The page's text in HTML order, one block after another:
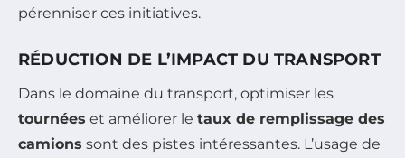
pérenniser ces initiatives.
RÉDUCTION DE L’IMPACT DU TRANSPORT
Dans le domaine du transport, optimiser les
tournées et améliorer le taux de remplissage des
camions sont des pistes intéressantes. L’usage de